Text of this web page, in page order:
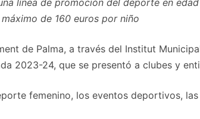
línea de promoción del deporte en
de 160 euros por niño
de Palma, a través del Institut
2023-24, que se presentó a clubes y
femenino, los eventos deportivos,